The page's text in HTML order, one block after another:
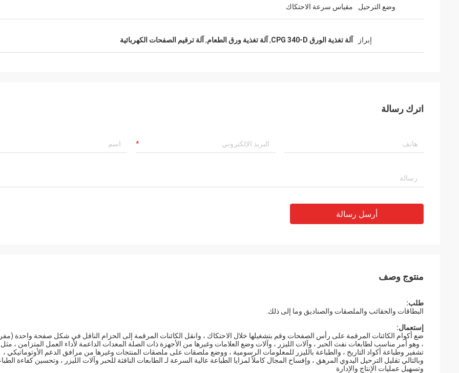
وضع الترحيل مقياس سرعة الاحتكاك
إبراز آلة تغذية الورق CPG 340-D , آلة تغذية ورق الطعام, آلة ترقيم الصفحات الكهربائية
اترك رسالة
أرسل رسالة
منتوج وصف
طلب:
البطاقات والحقائب والملصقات والصناديق وما إلى ذلك.
إستعمال:
ضع أكوام الكائنات المرقمة على رأس الصفحات وقم بتشغيلها خلال الاحتكاك ، وانقل الكائنات المرقمة إلى الحزام الناقل في شكل صفحة واحدة
، وهو أمر مناسب لطابعات نفث الحبر ، وآلات الليزر ، وآلات وضع العلامات وغيرها من الأجهزة ذات الصلة المعدات الداعمة لأداء العمل المتزامن ، مثل
تشفير وطباعة أكواد التاريخ ، والطباعة بالليزر للمعلومات الرسومية ، ووضع ملصقات على ملصقات المنتجات وغيرها من مرافق الدعم الأوتوماتيكي ،
وبالتالي تقليل الترحيل اليدوي المرهق ، وإفساح المجال كاملاً لمزايا الطباعة عالية السرعة لـ الطابعات النافثة للحبر وآلات الليزر ، وتحسين كفاءة
وتسهيل عمليات الإنتاج والإدارة